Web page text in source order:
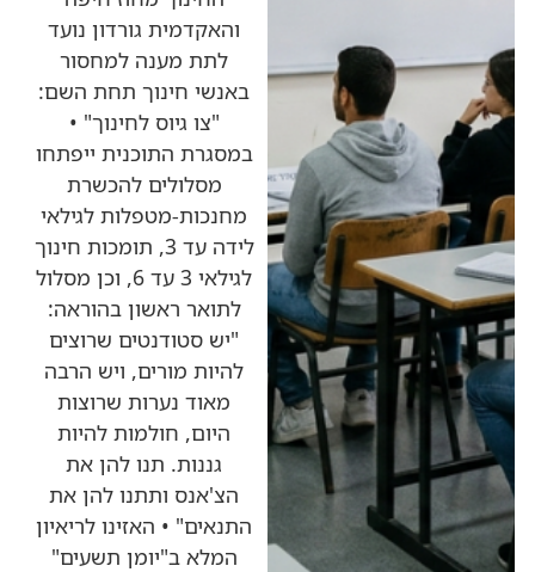
והאקדמית גורדון נועד
לתת מענה למחסור
באנשי חינוך תחת השם:
"צו גיוס לחינוך" •
במסגרת התוכנית ייפתחו
מסלולים להכשרת
מחנכות-מטפלות לגילאי
לידה עד 3, תומכות חינוך
לגילאי 3 עד 6, וכן מסלול
לתואר ראשון בהוראה:
"יש סטודנטים שרוצים
להיות מורים, ויש הרבה
מאוד נערות שרוצות
היום, חולמות להיות
גננות. תנו להן את
הצ'אנס ותתנו להן את
התנאים" • האזינו לריאיון
המלא ב"יומן תשעים"